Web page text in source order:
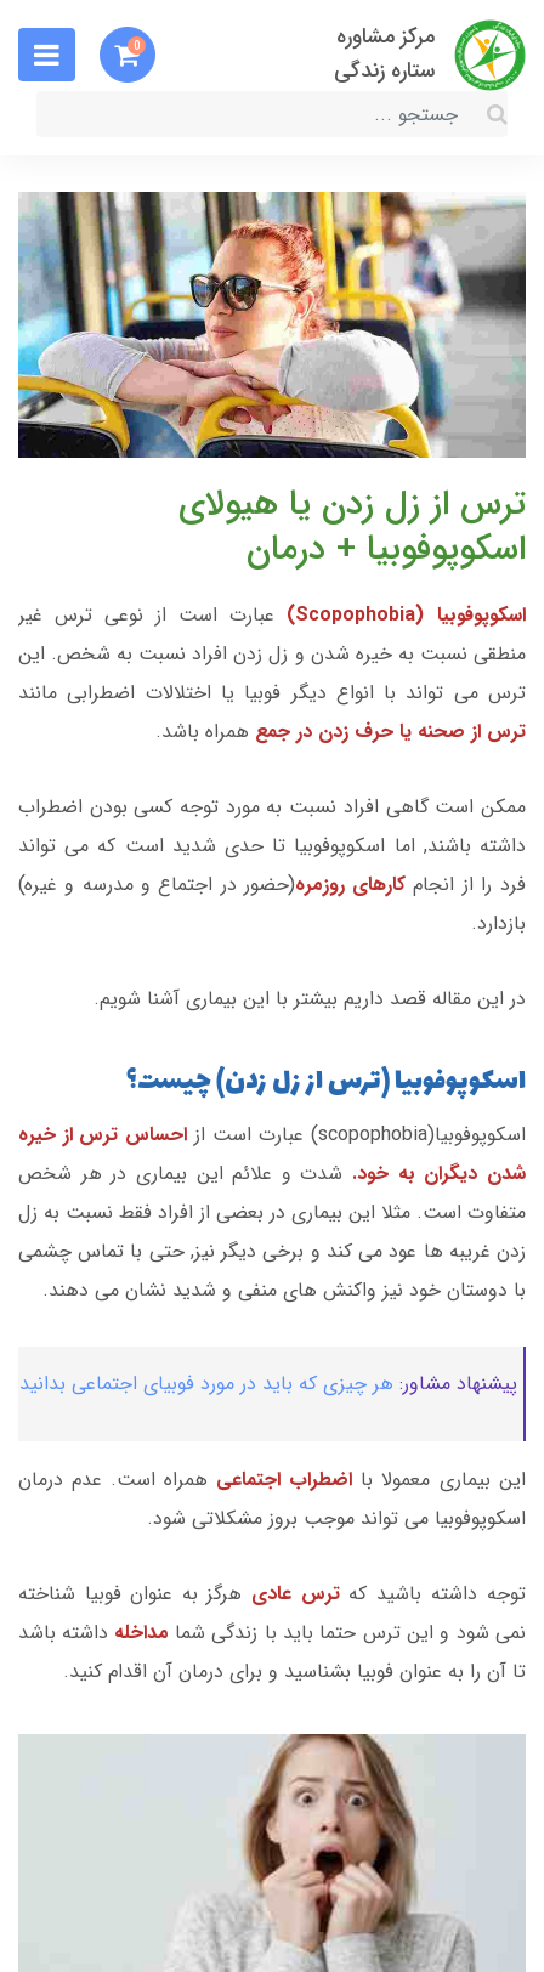
مرکز مشاوره
ستاره زندگی
0
ترس از زل زدن یا هیولای
اسکوپوفوبیا + درمان
اسکوپوفوبیا (Scopophobia)
عبارت است از نوعی ترس غیر
منطقی نسبت به خیره شدن و زل زدن افراد نسبت به شخص. این
ترس می تواند با انواع دیگر فوبیا یا اختلالات اضطرابی مانند
ترس از صحنه یا حرف زدن در جمع همراه باشد.
ممکن است گاهی افراد نسبت به مورد توجه کسی بودن اضطراب
داشته باشند, اما اسکوپوفوبیا تا حدی شدید است که می تواند
فرد را از انجام کارهای روزمره(حضور در اجتماع و مدرسه و غیره)
بازدارد.
در این مقاله قصد داریم بیشتر با این بیماری آشنا شویم.
اسکوپوفوبیا (ترس از زل زدن) چیست؟
اسکوپوفوبیا(scopophobia) عبارت است از
احساس ترس از خیره
شدن دیگران به خود. شدت و علائم این بیماری در هر شخص
متفاوت است. مثلا این بیماری در بعضی از افراد فقط نسبت به زل
زدن غریبه ها عود می کند و برخی دیگر نیز, حتی با تماس چشمی
با دوستان خود نیز واکنش های منفی و شدید نشان می دهند.
پیشنهاد مشاور: هر چیزی که باید در مورد فوبیای اجتماعی بدانید
این بیماری معمولا با اضطراب اجتماعی همراه است. عدم درمان
اسکوپوفوبیا می تواند موجب بروز مشکلاتی شود.
توجه داشته باشید که ترس عادی هرگز به عنوان فوبیا شناخته
نمی شود و این ترس حتما باید با زندگی شما مداخله داشته باشد
تا آن را به عنوان فوبیا بشناسید و برای درمان آن اقدام کنید.